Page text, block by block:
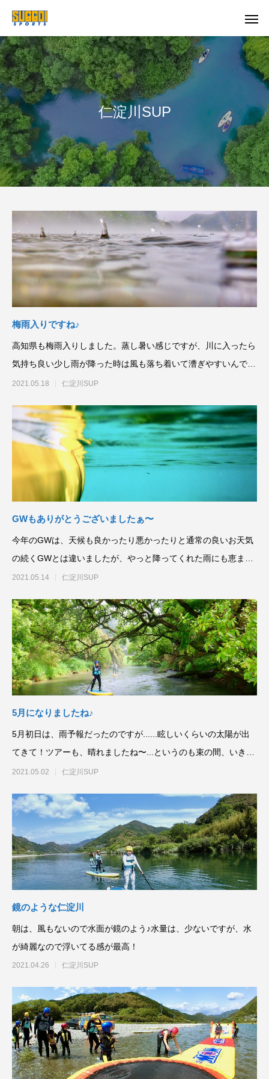
仁淀川SUP
梅雨入りですね♪
高知県も梅雨入りしました。蒸し暑い感じですが、川に入ったら
気持ち良い少し雨が降った時は風も落ち着いて漕ぎやすいんです
よ〜。
2021.05.18 仁淀川SUP
GWもありがとうございましたぁ〜
今年のGWは、天候も良かったり悪かったりと通常の良いお天気
の続くGWとは違いましたが、やっと降ってくれた雨にも恵まれ
心の中ではホッと
2021.05.14 仁淀川SUP
5月になりましたね♪
5月初日は、雨予報だったのですが......眩しいくらいの太陽が出
てきて！ツアーも、晴れましたね〜...というのも束の間、いきな
り夕立の
2021.05.02 仁淀川SUP
鏡のような仁淀川
朝は、風もないので水面が鏡のよう♪水量は、少ないですが、水
が綺麗なので浮いてる感が最高！
2021.04.26 仁淀川SUP